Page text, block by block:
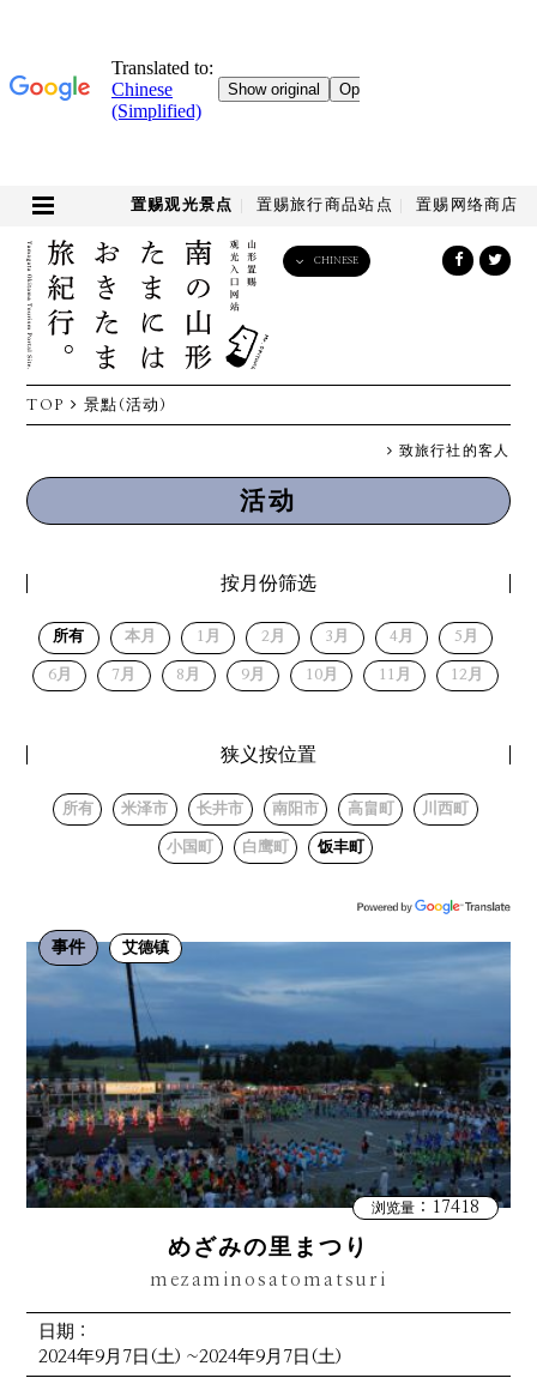
置赐观光景点 置赐旅行商品站点 置赐网络商店
CHINESE
TOP 景點(活动)
致旅行社的客人
活动
按月份筛选
所有 本月 1月 2月 3月 4月 5月
6月 7月 8月 9月 10月 11月 12月
狭义按位置
所有 米泽市 长井市 南阳市 高畠町 川西町
小国町 白鹰町 饭丰町
事件 艾德镇
浏览量：17418
めざみの里まつり
mezaminosatomatsuri
日期：
2024年9月7日(土) ~2024年9月7日(土)